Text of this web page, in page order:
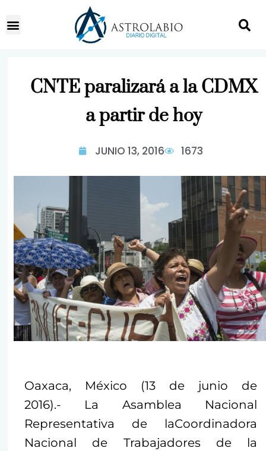
CNTE paralizará a la CDMX
a partir de hoy
JUNIO 13, 2016 1673
Oaxaca, México (13 de junio de
2016).- La Asamblea Nacional
Representativa de laCoordinadora
Nacional de Trabajadores de la